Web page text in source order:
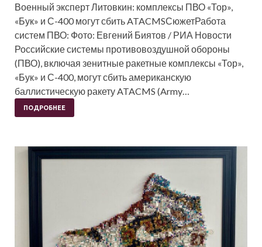
Военный эксперт Литовкин: комплексы ПВО «Тор»,
«Бук» и С-400 могут сбить ATACMSСюжетРабота
систем ПВО: Фото: Евгений Биятов / РИА Новости
Российские системы противовоздушной обороны
(ПВО), включая зенитные ракетные комплексы «Тор»,
«Бук» и С-400, могут сбить американскую
баллистическую ракету ATACMS (Army…
ПОДРОБНЕЕ